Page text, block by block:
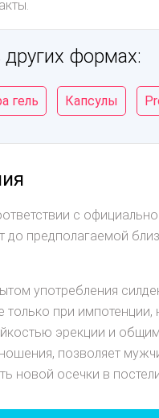
формах:
гель Капсулы
с
до предполагаемой
употребления
только при
эрекции и
позволяет
новой осечки в